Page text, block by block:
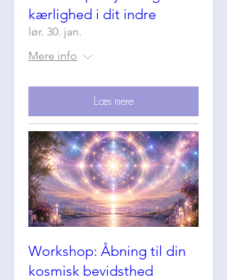
kærlighed i dit indre
lør. 30. jan.
Mere info
Læs mere
Workshop: Åbning til din
kosmisk bevidsthed